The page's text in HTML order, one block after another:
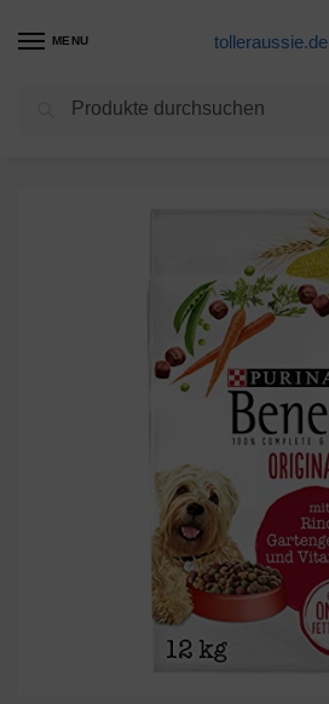
MENU tolleraussie.de
Hundetrockenfutter Produkte